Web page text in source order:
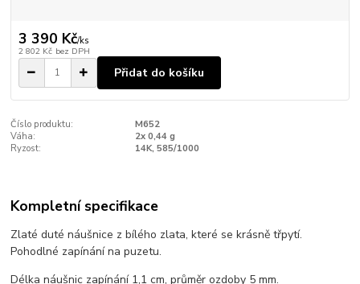
3 390 Kč/ks
2 802 Kč bez DPH
Přidat do košíku
Číslo produktu:
M652
Váha:
2x 0,44 g
Ryzost:
14K, 585/1000
Kompletní specifikace
Zlaté duté náušnice z bílého zlata, které se krásně třpytí.
Pohodlné zapínání na puzetu.
Délka náušnic zapínání 1,1 cm, průměr ozdoby 5 mm.